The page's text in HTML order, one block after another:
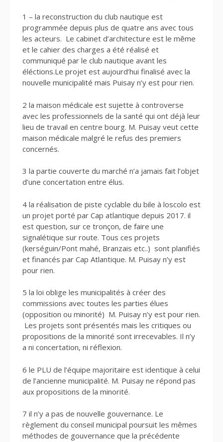
1 – la reconstruction du club nautique est
programmée depuis plus de quatre ans avec tous
les acteurs. Le cabinet d’architecture est le même
et le cahier des charges a été réalisé et
communiqué par le club nautique avant les
éléctions.Le projet est aujourd’hui finalisé avec la
nouvelle municipalité mais Puisay n’y est pour rien.
2 la maison médicale est sujette à controverse
avec les professionnels de la santé qui ont déjà leur
lieu de travail en centre bourg. M. Puisay veut cette
maison médicale malgré le refus des premiers
concernés.
3 la partie couverte du marché n’a jamais fait l’objet
d’une concertation entre élus.
4 la réalisation de piste cyclable du bile à loscolo est
un projet porté par Cap atlantique depuis 2017. il
est question, sur ce tronçon, de faire une
signalétique sur route. Tous ces projets
(kerséguin/Pont mahé, Branzais etc..) sont planifiés
et financés par Cap Atlantique. M. Puisay n’y est
pour rien.
5 la loi oblige les municipalités à créer des
commissions avec toutes les parties élues
(opposition ou minorité) M. Puisay n’y est pour rien.
Les projets sont présentés mais les critiques ou
propositions de la minorité sont irrecevables. Il n’y
a ni concertation, ni réflexion.
6 le PLU de l’équipe majoritaire est identique à celui
de l’ancienne municipalité. M. Puisay ne répond pas
aux propositions de la minorité.
7 il n’y a pas de nouvelle gouvernance. Le
règlement du conseil municipal poursuit les mêmes
méthodes de gouvernance que la précédente